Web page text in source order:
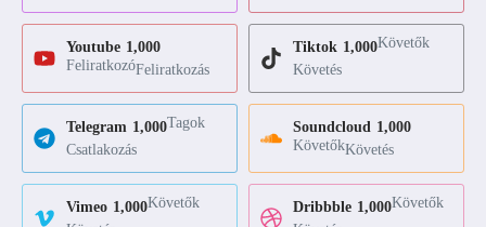
Youtube 1,000
FeliratkozóFeliratkozás
Tiktok 1,000Követők
Követés
Telegram 1,000Tagok
Csatlakozás
Soundcloud 1,000
KövetőkKövetés
Vimeo 1,000Követők
Dribbble 1,000Követők